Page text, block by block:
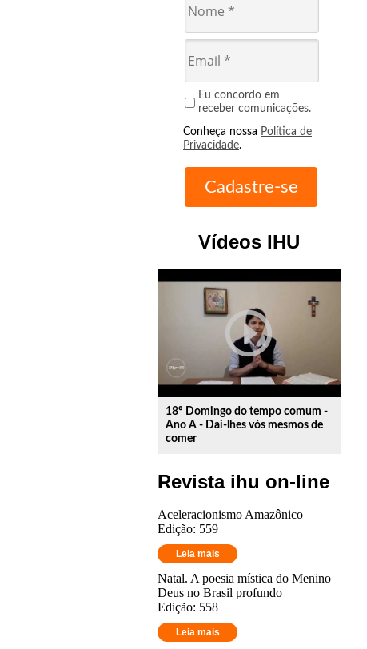
Eu concordo em
receber comunicações.
Conheça nossa Política de
Privacidade.
Vídeos IHU
play_circle_outline
18º Domingo do tempo comum -
Ano A - Dai-lhes vós mesmos de
comer
Revista ihu on-line
Aceleracionismo Amazônico
Edição: 559
Leia mais
Natal. A poesia mística do Menino
Deus no Brasil profundo
Edição: 558
Leia mais